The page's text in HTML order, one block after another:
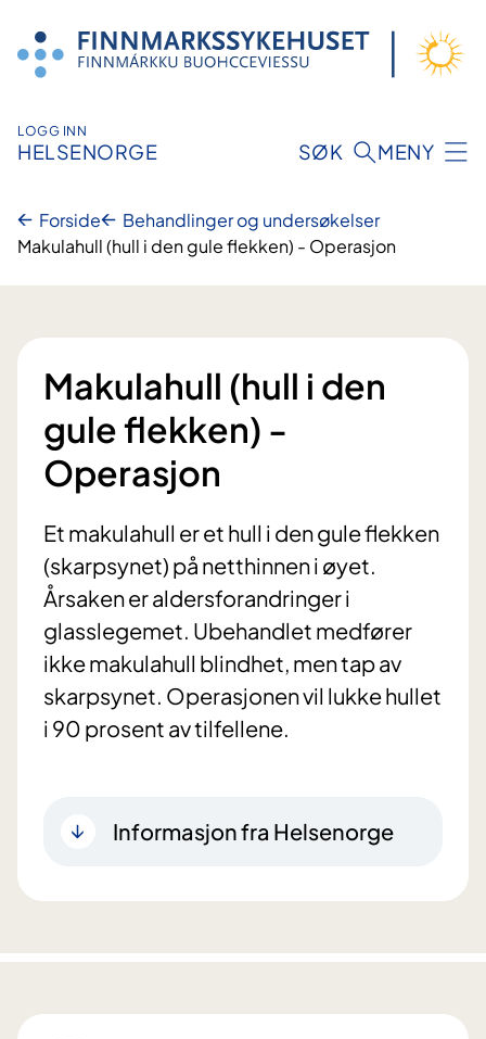
innhold
LOGG INN
HELSENORGE SØK MENY
Forside
Behandlinger og undersøkelser
Makulahull (hull i den gule flekken) - Operasjon
Makulahull (hull i den
gule flekken) -
Operasjon
Et makulahull er et hull i den gule flekken
(skarpsynet) på netthinnen i øyet.
Årsaken er aldersforandringer i
glasslegemet. Ubehandlet medfører
ikke makulahull blindhet, men tap av
skarpsynet. Operasjonen vil lukke hullet
i 90 prosent av tilfellene.
Informasjon fra Helsenorge